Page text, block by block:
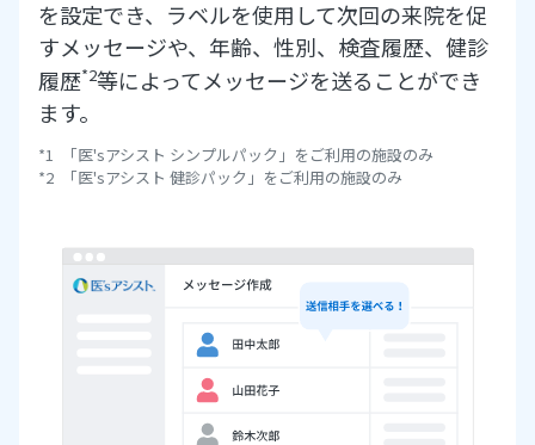
を設定でき、ラベルを使用して次回の来院を促
すメッセージや、年齢、性別、検査履歴、健診
履歴*2等によってメッセージを送ることができ
ます。
「医'sアシスト シンプルパック」をご利用の施設のみ
「医'sアシスト 健診パック」をご利用の施設のみ